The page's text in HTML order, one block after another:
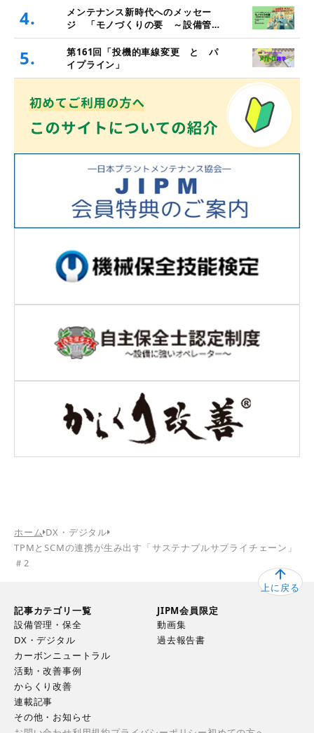
4.
メンテナンス新時代へのメッセー
ジ 「モノづくりの要 ～設備管
理・保全と価値創造～」
5.
第161回「投機的車線変更 と パ
イプライン」
ホーム DX・デジタル
TPMとSCMの連携が生み出す「サステナブルサプライチェーン」
＃2
上に戻る
記事カテゴリ一覧
設備管理・保全
DX・デジタル
カーボンニュートラル
活動・改善事例
からくり改善
連載記事
その他・お知らせ
JIPM会員限定
動画集
過去報告書